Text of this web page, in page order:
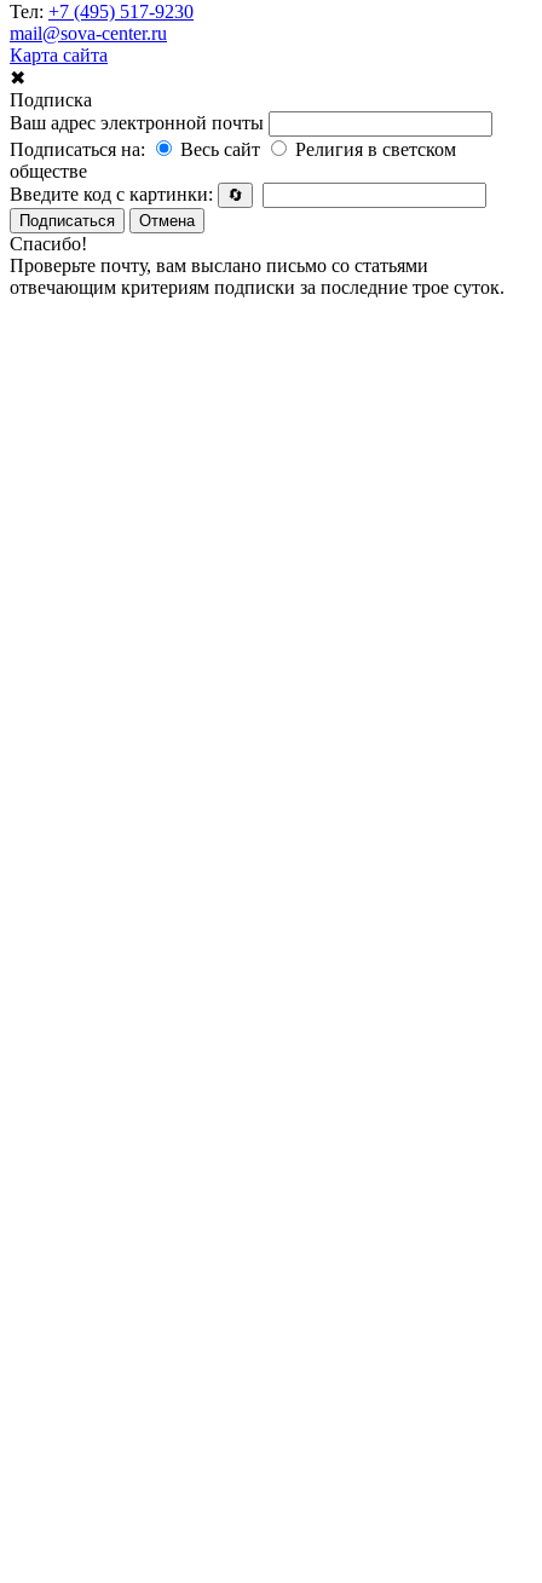
Тел: +7 (495) 517-9230
mail@sova-center.ru
Карта сайта
✖
Подписка
Ваш адрес электронной почты
Подписаться на:
Весь сайт
Религия в светском
обществе
Введите код с картинки:
🔄
Подписаться
Отмена
Спасибо!
Проверьте почту, вам выслано письмо со статьями
отвечающим критериям подписки за последние трое суток.